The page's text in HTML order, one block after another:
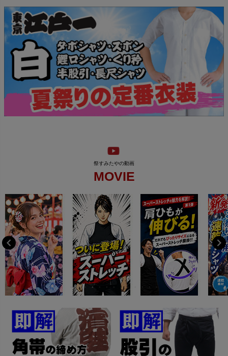
MOVIE